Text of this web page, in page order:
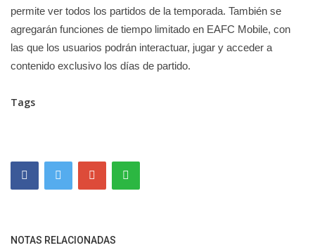
permite ver todos los partidos de la temporada. También se
agregarán funciones de tiempo limitado en EAFC Mobile, con
las que los usuarios podrán interactuar, jugar y acceder a
contenido exclusivo los días de partido.
Tags
NOTAS RELACIONADAS